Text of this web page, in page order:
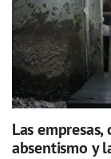
Las
absentismo y